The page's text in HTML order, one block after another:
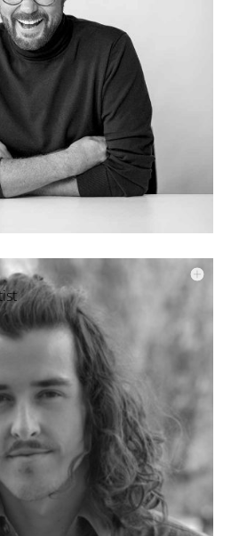
an der FH Erfurt im Bachelor
und Zürich sowie seine
prägten früh seinen Fokus
er sich für neue Ansätze in der
e i s s Architekten gründete er
Julius daHome.
an der HFT Stuttgart, TU Delft, KIT
Ippolito Fleitz Group sowie bei
ihn international durch
von daHome Architekten kann und
einfließen lassen.